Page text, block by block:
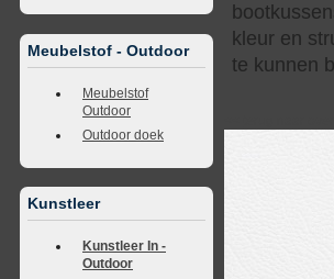
Meubelstof - Outdoor
Meubelstof
Outdoor
Outdoor doek
Kunstleer
Kunstleer In -
Outdoor
kleur en
te kunnen